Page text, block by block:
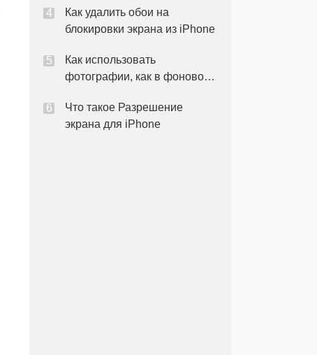
Как удалить обои на
блокировки экрана из iPhone
Как использовать
фотографии, как в фоновом
Что такое Разрешение
экрана для iPhone